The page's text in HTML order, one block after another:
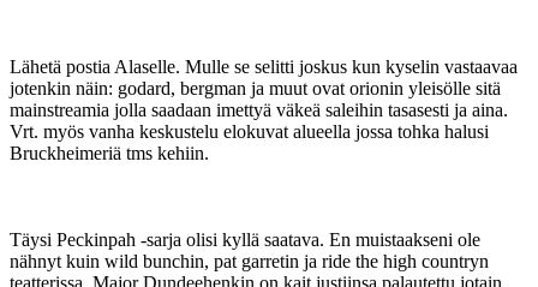
Lähetä postia Alaselle. Mulle se selitti joskus kun kyselin vastaavaa
jotenkin näin: godard, bergman ja muut ovat orionin yleisölle sitä
mainstreamia jolla saadaan imettyä väkeä saleihin tasasesti ja aina.
Vrt. myös vanha keskustelu elokuvat alueella jossa tohka halusi
Bruckheimeriä tms kehiin.
Täysi Peckinpah ‑sarja olisi kyllä saatava. En muistaakseni ole
nähnyt kuin wild bunchin, pat garretin ja ride the high countryn